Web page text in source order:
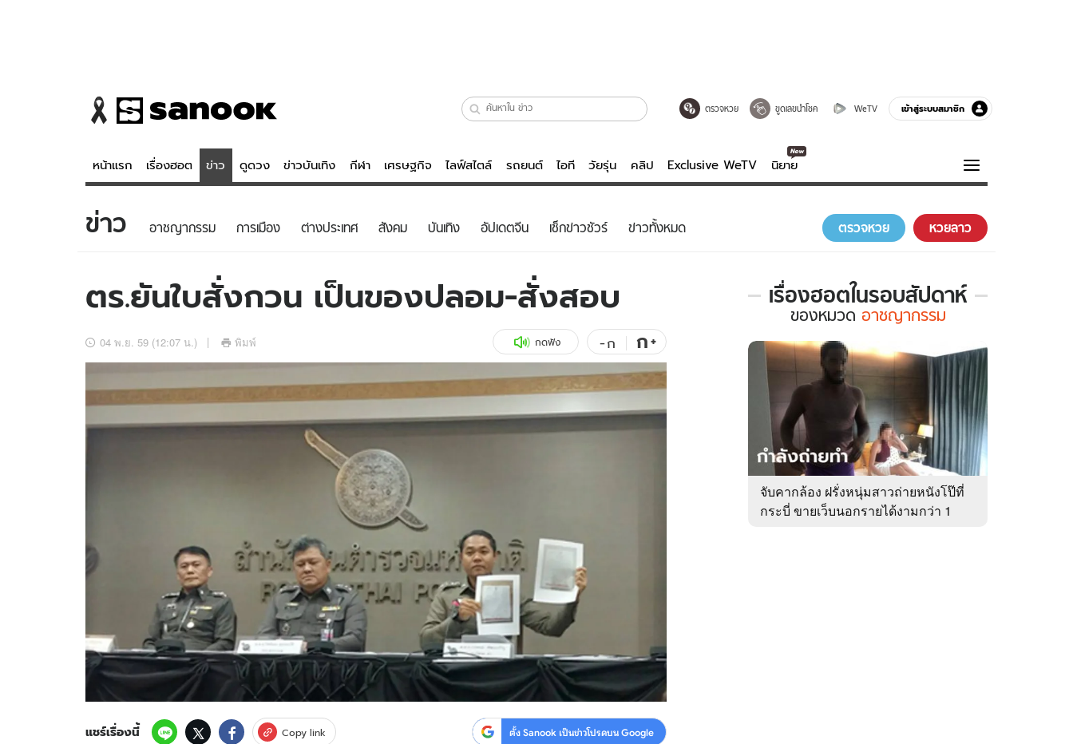
ตรวจหวย ขูดเลขนำโชค WeTV เข้าสู่ระบบสมาชิก
หน้าแรก เรื่องฮอต ข่าว ดูดวง ข่าวบันเทิง กีฬา เศรษฐกิจ ไลฟ์สไตล์ รถยนต์ ไอที วัยรุ่น คลิป Exclusive WeTV นิยาย
ข่าว
ข่าวบันเทิง
เช็กข่าวชัวร์
ดูดวง - ตรวจหวย
สถิติหวยไทย
ไลฟ์สไตล์
วัยรุ่น
รถยนต์
สุขภาพ
เที่ยว-กิน
Tasteful Thailand
บันเทิงครบรส
คลิป
พอดแคสต์
ดูทีวี
WeTV
ความรู้รอบตัว
ฮาวทู
ติดตามสนุกโซเชียลได้ที่
2569บริษัท อิมเมจ ฟิวเจอร์ (ประเทศไทย) จำกัด
ข่าว อาชญากรรม การเมือง ต่างประเทศ สังคม บันเทิง อัปเดตจีน เช็กข่าวชัวร์ ข่าวทั้งหมด ตรวจหวย หวยลาว
ตร.ยันใบสั่งกวน เป็นของปลอม-สั่งสอบ
04 พ.ย. 59 (12:07 น.) พิมพ์ กดฟัง -ก ก+
แชร์เรื่องนี้ Copy link ตั้ง Sanook เป็นข่าวโปรดบน Google
เรื่องฮอตในรอบสัปดาห์
เรื่อง
ใน
รอบ
สัปดาห์
หมวด
อาชญากรรม
ของหมวด อาชญากรรม
จับคากล้อง ฝรั่งหนุ่มสาวถ่ายหนังโป๊ที่
กระบี่ ขายเว็บนอกรายได้งามกว่า 1